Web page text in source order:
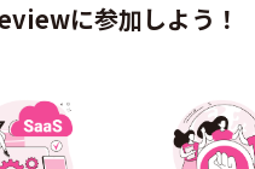
に参加しよう！